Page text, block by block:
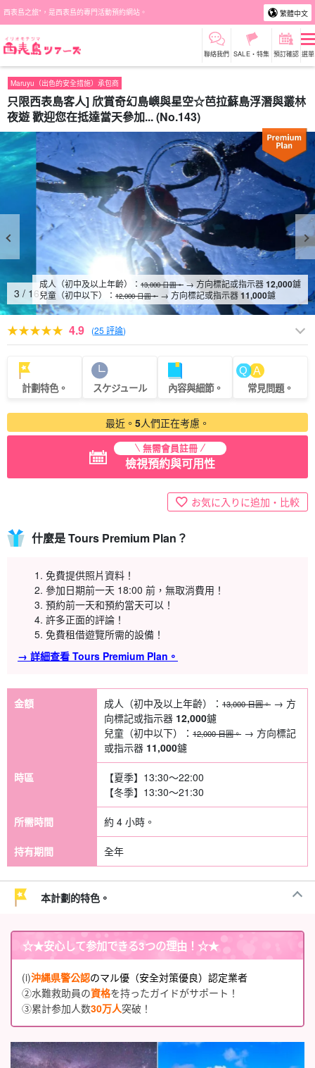
西表島之旅"，是西表島的專門活動預約網站。 繁體中文
聯絡我們 SALE・特集 預訂確認 選單
Maruyu（出色的安全措施）承包商
只限西表島客人] 欣賞奇幻島嶼與星空☆芭拉蘇島浮潛與叢林
夜遊 歡迎您在抵達當天參加... (No.143)
4 / 16
成人（初中及以上年齡）： 13,000 日圓。 → 方向標記或指示器12,000鑢
兒童（初中以下）： 12,000 日圓。 → 方向標記或指示器11,000鑢
4.9 (25 評論)
計劃特色。 スケジュール 內容與細節。 常見問題。
最近。 5人們正在考慮。
無需會員註冊
檢視預約與可用性
お気に入りに追加・比較
什麼是 Tours Premium Plan？
免費提供照片資料！
參加日期前一天 18:00 前，無取消費用！
預約前一天和預約當天可以！
許多正面的評論！
免費租借遊覽所需的設備！
→ 詳細查看 Tours Premium Plan。
金額 成人（初中及以上年齡）： 13,000 日圓。 → 方
向標記或指示器 12,000鑢
兒童（初中以下）： 12,000 日圓。 → 方向標記
或指示器 11,000鑢
時區
【夏季】13:30〜22:00
【冬季】13:30〜21:30
所需時間 約 4 小時。
持有期間 全年
本計劃的特色。
☆★安心して参加できる3つの理由 ！☆★
(i)沖縄県警公認のマル優（安全対策優良）認定業者
②水難救助員の資格を持ったガイドがサポート！
③累計参加人数30万人突破！